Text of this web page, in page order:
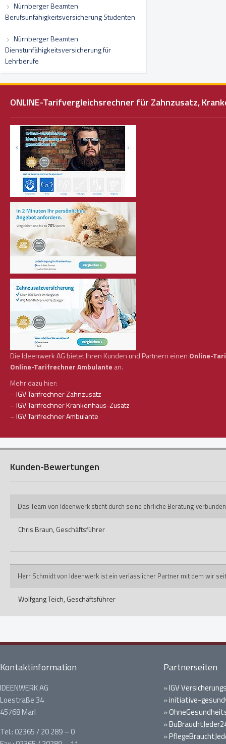
Nürnberger Beamten
Berufsunfähigkeitsversicherung Studenten
Nürnberger Beamten
Dienstunfähigkeitsversicherung für
Lehrberufe
ONLINE-Tarifvergleichsrechner für Zahnzusatz,
Die Ideenwerk AG bietet Ihren Kunden und Partnern einen Online-
Online-Tarifrechner Ambulante an.
Mehr dazu hier:
–IGV Tarifrechner Zahnzusatz
–IGV Tarifrechner Krankenhaus-Zusatz
–IGV Tarifrechner Ambulante
Kunden-Bewertungen
Das Team von Ideenwerk sticht durch seine ehrliche Beratung
Chris Braun, Geschäftsführer
Herr Schmidt von Ideenwerk ist ein verlässlicher Partner mit dem wir
Wolfgang Teich, Geschäftsführer
Kontaktinformation
IDEENWERK AG
Loestraße 34
45768 Marl
Tel.: 02365 / 20 289 – 0
Partnerseiten
»IGV
»initiative-
»
»
»